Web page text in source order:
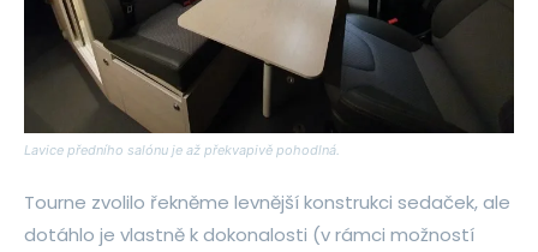
Lavice předního salónu je až překvapivě pohodlná.
Tourne zvolilo řekněme levnější konstrukci sedaček, ale
dotáhlo je vlastně k dokonalosti (v rámci možností